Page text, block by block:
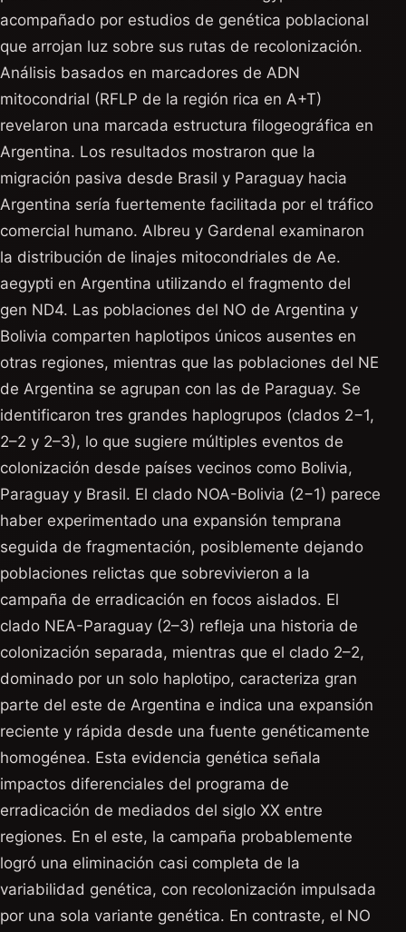
acompañado por estudios de genética poblacional
que arrojan luz sobre sus rutas de recolonización.
Análisis basados en marcadores de ADN
mitocondrial (RFLP de la región rica en A+T)
revelaron una marcada estructura filogeográfica en
Argentina. Los resultados mostraron que la
migración pasiva desde Brasil y Paraguay hacia
Argentina sería fuertemente facilitada por el tráfico
comercial humano. Albreu y Gardenal examinaron
la distribución de linajes mitocondriales de Ae.
aegypti en Argentina utilizando el fragmento del
gen ND4. Las poblaciones del NO de Argentina y
Bolivia comparten haplotipos únicos ausentes en
otras regiones, mientras que las poblaciones del NE
de Argentina se agrupan con las de Paraguay. Se
identificaron tres grandes haplogrupos (clados 2−1,
2–2 y 2–3), lo que sugiere múltiples eventos de
colonización desde países vecinos como Bolivia,
Paraguay y Brasil. El clado NOA-Bolivia (2−1) parece
haber experimentado una expansión temprana
seguida de fragmentación, posiblemente dejando
poblaciones relictas que sobrevivieron a la
campaña de erradicación en focos aislados. El
clado NEA-Paraguay (2–3) refleja una historia de
colonización separada, mientras que el clado 2–2,
dominado por un solo haplotipo, caracteriza gran
parte del este de Argentina e indica una expansión
reciente y rápida desde una fuente genéticamente
homogénea. Esta evidencia genética señala
impactos diferenciales del programa de
erradicación de mediados del siglo XX entre
regiones. En el este, la campaña probablemente
logró una eliminación casi completa de la
variabilidad genética, con recolonización impulsada
por una sola variante genética. En contraste, el NO